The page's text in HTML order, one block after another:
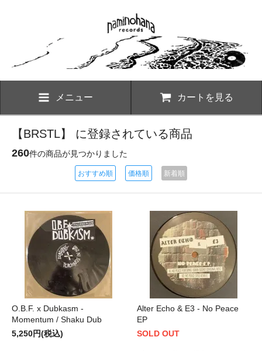
メニュー カートを見る
【BRSTL】 に登録されている商品
260件の商品が見つかりました
おすすめ順 価格順 新着順
O.B.F. x Dubkasm -
Momentum / Shaku Dub
5,250円(税込)
Alter Echo & E3 - No Peace
EP
SOLD OUT